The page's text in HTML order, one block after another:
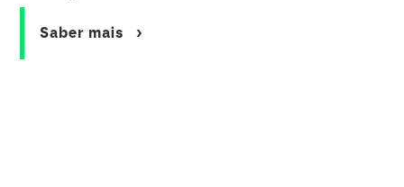
Saber mais